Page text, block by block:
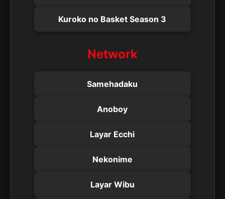
Kuroko no Basket Season 3
Network
Samehadaku
Anoboy
Layar Ecchi
Nekonime
Layar Wibu